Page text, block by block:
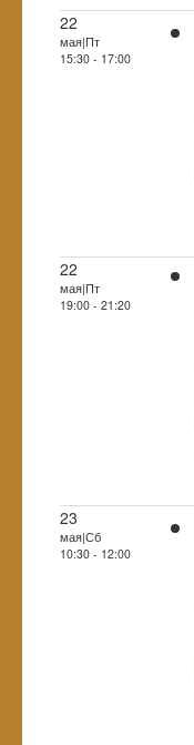
22
мая|Пт
15:30 - 17:00
22
мая|Пт
19:00 - 21:20
23
мая|Сб
10:30 - 12:00